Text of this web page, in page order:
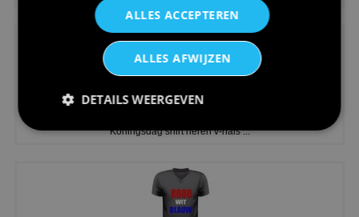
Koningsdag shirt heren v-hals ...
ALLES ACCEPTEREN
ALLES AFWIJZEN
DETAILS WEERGEVEN